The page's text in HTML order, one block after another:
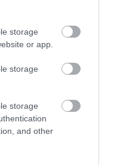
storage
or app.
storage
storage
and other
elérhető áron: